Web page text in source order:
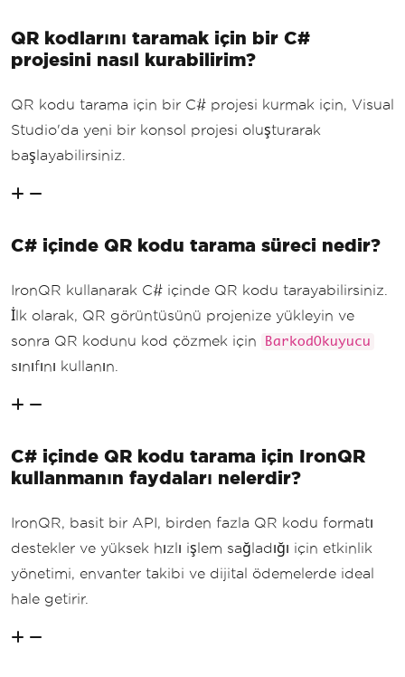
QR kodlarını taramak için bir C#
projesini nasıl kurabilirim?
QR kodu tarama için bir C# projesi kurmak için, Visual
Studio'da yeni bir konsol projesi oluşturarak
başlayabilirsiniz.
C# içinde QR kodu tarama süreci nedir?
IronQR kullanarak C# içinde QR kodu tarayabilirsiniz.
İlk olarak, QR görüntüsünü projenize yükleyin ve
sonra QR kodunu kod çözmek için
BarkodOkuyucu
sınıfını kullanın.
C# içinde QR kodu tarama için IronQR
kullanmanın faydaları nelerdir?
IronQR, basit bir API, birden fazla QR kodu formatı
destekler ve yüksek hızlı işlem sağladığı için etkinlik
yönetimi, envanter takibi ve dijital ödemelerde ideal
hale getirir.